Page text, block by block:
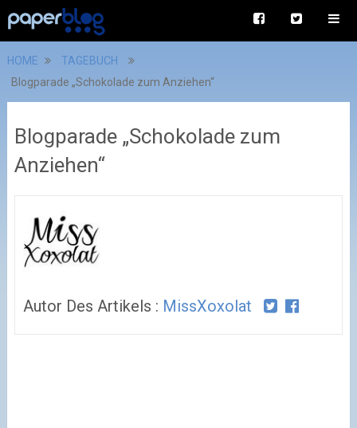
HOME
TAGEBUCH
Blogparade „Schokolade zum Anziehen“
Blogparade „Schokolade zum
Anziehen“
Autor Des Artikels : MissXoxolat